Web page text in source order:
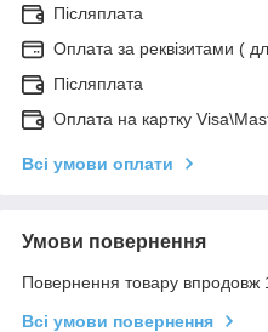
Післяплата
Оплата за реквізитами (
Післяплата
Оплата на картку
Всі умови оплати
Умови повернення
Повернення товару впродовж
Всі умови повернення